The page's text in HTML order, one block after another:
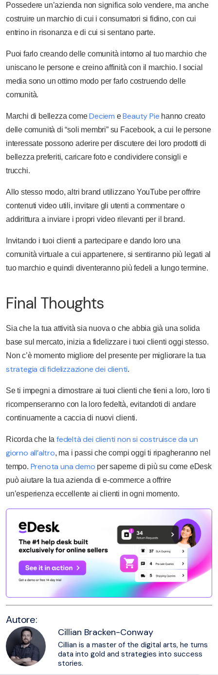
Possedere un’azienda non significa solo vendere, ma anche
costruire un marchio di cui i consumatori si fidino, con cui
entrino in risonanza e di cui si sentano parte.
Puoi farlo creando delle comunità intorno al tuo marchio che
uniscano le persone e creino affinità con il marchio. I social
media sono un ottimo modo per farlo costruendo delle
comunità.
Marchi di bellezza comeDeciem e Beauty Pie hanno creato
delle comunità di “soli membri” su Facebook, a cui le persone
interessate possono aderire per discutere dei loro prodotti di
bellezza preferiti, caricare foto e condividere consigli e
trucchi.
Allo stesso modo, altri brand utilizzano YouTube per offrire
contenuti video utili, invitare gli utenti a commentare o
addirittura a inviare i propri video rilevanti per il brand.
Invitando i tuoi clienti a partecipare e dando loro una
comunità virtuale a cui appartenere, si sentiranno più legati al
tuo marchio e quindi diventeranno più fedeli a lungo termine.
Final Thoughts
Sia che la tua attività sia nuova o che abbia già una solida
base sul mercato, inizia a fidelizzare i tuoi clienti oggi stesso.
Non c’è momento migliore del presente per migliorare la tua
strategia di fidelizzazione dei clienti.
Se ti impegni a dimostrare ai tuoi clienti che tieni a loro, loro ti
ricompenseranno con la loro fedeltà, evitandoti di andare
continuamente a caccia di nuovi clienti.
Ricorda che la fedeltà dei clienti non si costruisce da un
giorno all’altro, ma i passi che compi oggi ti ripagheranno nel
tempo. Prenota una demo per saperne di più su come eDesk
può aiutare la tua azienda di e-commerce a offrire
un’esperienza eccellente ai clienti in ogni momento.
Autore:
Cillian Bracken-Conway
Cillian is a master of the digital arts, he turns
data into gold and strategies into success
stories.